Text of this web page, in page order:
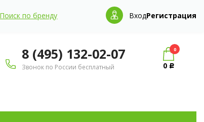
Поиск по бренду ВходРегистрация
8 (495) 132-02-07
Звонок по России бесплатный
0
0 Р